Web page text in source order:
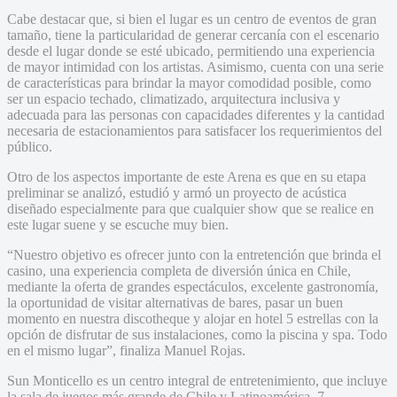
Cabe destacar que, si bien el lugar es un centro de eventos de gran
tamaño, tiene la particularidad de generar cercanía con el escenario
desde el lugar donde se esté ubicado, permitiendo una experiencia
de mayor intimidad con los artistas. Asimismo, cuenta con una serie
de características para brindar la mayor comodidad posible, como
ser un espacio techado, climatizado, arquitectura inclusiva y
adecuada para las personas con capacidades diferentes y la cantidad
necesaria de estacionamientos para satisfacer los requerimientos del
público.
Otro de los aspectos importante de este Arena es que en su etapa
preliminar se analizó, estudió y armó un proyecto de acústica
diseñado especialmente para que cualquier show que se realice en
este lugar suene y se escuche muy bien.
“Nuestro objetivo es ofrecer junto con la entretención que brinda el
casino, una experiencia completa de diversión única en Chile,
mediante la oferta de grandes espectáculos, excelente gastronomía,
la oportunidad de visitar alternativas de bares, pasar un buen
momento en nuestra discotheque y alojar en hotel 5 estrellas con la
opción de disfrutar de sus instalaciones, como la piscina y spa. Todo
en el mismo lugar”, finaliza Manuel Rojas.
Sun Monticello es un centro integral de entretenimiento, que incluye